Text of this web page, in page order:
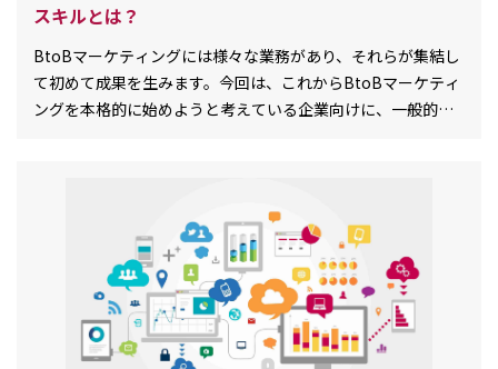
スキルとは？
BtoBマーケティングには様々な業務があり、それらが集結し
て初めて成果を生みます。今回は、これからBtoBマーケティ
ングを本格的に始めようと考えている企業向けに、一般的な